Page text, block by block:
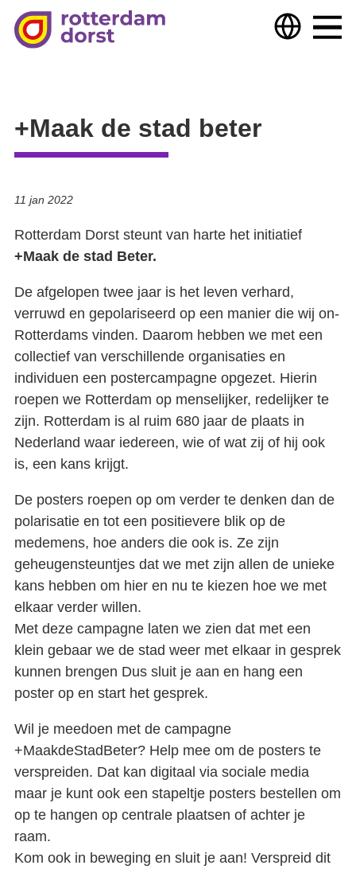
Hulp nodig? Hulp bieden
Deelnemers & partners
Uitgelicht
Extra veel vruchten
TKC digital versterkt onze Vraagbaken!
Getekend
Gebed voor mijn stad
De geboorte van een sociale filmmaker
Contact
+Maak de stad beter
11 jan 2022
Rotterdam Dorst steunt van harte het initiatief
+Maak de stad Beter.
De afgelopen twee jaar is het leven verhard,
verruwd en gepolariseerd op een manier die wij on-
Rotterdams vinden. Daarom hebben we met een
collectief van verschillende organisaties en
individuen een postercampagne opgezet. Hierin
roepen we Rotterdam op menselijker, redelijker te
zijn. Rotterdam is al ruim 680 jaar de plaats in
Nederland waar iedereen, wie of wat zij of hij ook
is, een kans krijgt.
De posters roepen op om verder te denken dan de
polarisatie en tot een positievere blik op de
medemens, hoe anders die ook is. Ze zijn
geheugensteuntjes dat we met zijn allen de unieke
kans hebben om hier en nu te kiezen hoe we met
elkaar verder willen.
Met deze campagne laten we zien dat met een
klein gebaar we de stad weer met elkaar in gesprek
kunnen brengen Dus sluit je aan en hang een
poster op en start het gesprek.
Wil je meedoen met de campagne
+MaakdeStadBeter? Help mee om de posters te
verspreiden. Dat kan digitaal via sociale media
maar je kunt ook een stapeltje posters bestellen om
op te hangen op centrale plaatsen of achter je
raam.
Kom ook in beweging en sluit je aan! Verspreid dit